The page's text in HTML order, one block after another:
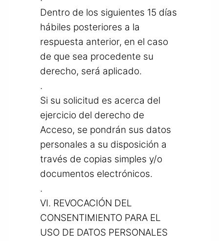
Dentro de los siguientes 15 días
hábiles posteriores a la
respuesta anterior, en el caso
de que sea procedente su
derecho, será aplicado.
.
Si su solicitud es acerca del
ejercicio del derecho de
Acceso, se pondrán sus datos
personales a su disposición a
través de copias simples y/o
documentos electrónicos.
.
VI. REVOCACIÓN DEL
CONSENTIMIENTO PARA EL
USO DE DATOS PERSONALES